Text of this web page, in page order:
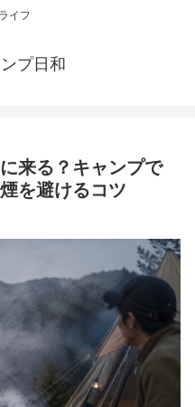
イフ
プ日和
来る？キャンプで
を避けるコツ